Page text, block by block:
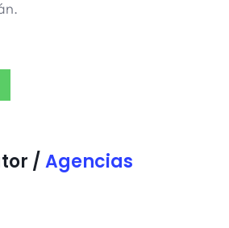
/ Agencias